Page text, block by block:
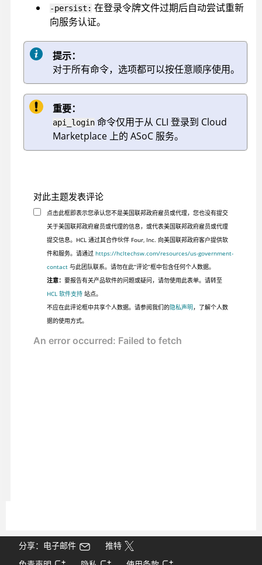
-persist: 在登录令牌文件过期后自动尝试重新
向服务认证。
提示：
对于所有命令，选项都可以按任意顺序使用。
重要：
api_login 命令仅用于从 CLI 登录到 Cloud
Marketplace 上的 ASoC 服务。
对此主题发表评论
点击此框即表示您承认您不是美国联邦政府雇员或代理，您也没有提交
关于美国联邦政府雇员或代理的信息，或代表美国联邦政府雇员或代理
提交信息。HCL 通过其合作伙伴 Four, Inc. 向美国联邦政府客户提供软
件和服务。请通过 https://hcltechsw.com/resources/us-government-
contact与此团队联系。请勿在此“评论”框中包含任何个人数据。
注意： 要报告有关产品软件的问题或疑问，请勿使用此表单。请转至
HCL 软件支持站点。
不应在此评论框中共享个人数据。请参阅我们的隐私声明，了解个人数
据的使用方式。
分享：电子邮件
推特